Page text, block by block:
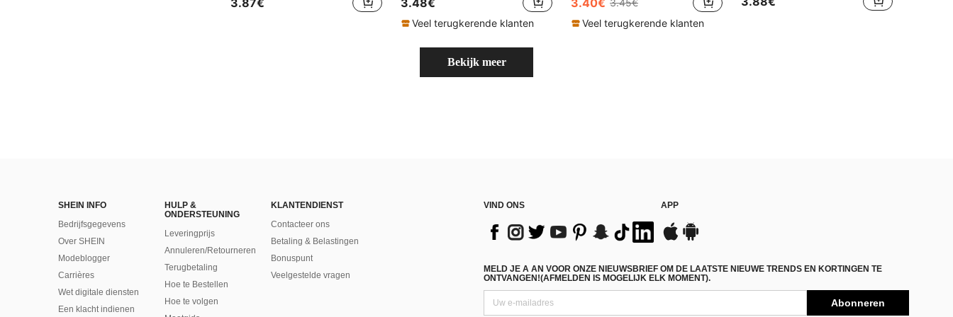
Veel terugkerende klanten
Veel terugkerende klanten
Bekijk meer
SHEIN INFO
Bedrijfsgegevens
Over SHEIN
Modeblogger
Carrières
Wet digitale diensten
Een klacht indienen
HULP &
ONDERSTEUNING
Leveringprijs
Annuleren/Retourneren
Terugbetaling
Hoe te Bestellen
Hoe te volgen
KLANTENDIENST
Contacteer ons
Betaling & Belastingen
Bonuspunt
Veelgestelde vragen
VIND ONS APP
MELD JE A AN VOOR ONZE NIEUWSBRIEF OM DE LAATSTE NIEUWE TRENDS EN KORTINGEN TE
ONTVANGEN!(AFMELDEN IS MOGELIJK ELK MOMENT).
Abonneren